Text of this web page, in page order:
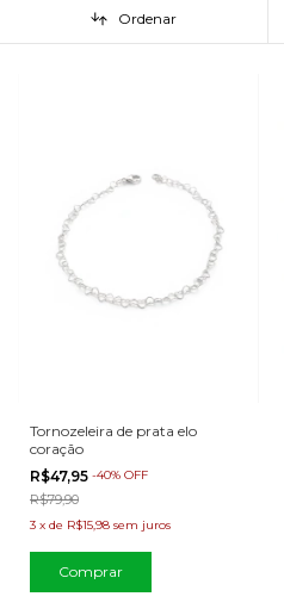
Ordenar
Tornozeleira de prata elo
coração
R$47,95 -40% OFF
R$79,90
3 x de R$15,98 sem juros
Comprar